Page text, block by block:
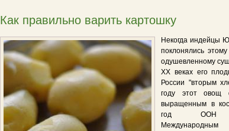
Как правильно варить картошку
Некогда индейцы
поклонялись
одушевленному
XX веках его
России "вторым
году этот овощ
выращенным в
год ООН